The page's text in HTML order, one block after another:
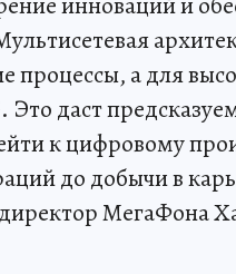
процессы, а для
Это даст
к цифровому
до добычи в
МегаФона